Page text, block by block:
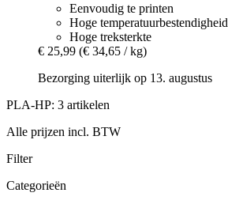
Eenvoudig te printen
Hoge temperatuurbestendigheid
Hoge treksterkte
€ 25,99 (€ 34,65 / kg)
Bezorging uiterlijk op 13. augustus
PLA-HP: 3 artikelen
Alle prijzen incl. BTW
Filter
Categorieën